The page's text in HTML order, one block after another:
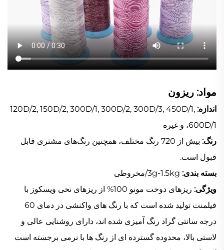
مواد: ریزون
اندازه: 120D/2, 150D/2, 300D/1, 300D/2, 300D/3, 450D/1,
600D/1، و غیره
رنگ:
بیش از 720 رنگ مختلف، همچنین رنگ‌های مشتری قابل
قبول است.
بسته بندی: 3g-1.5kg/مخروطی
ویژگی:
ریزهای دوخت مونو 100% از ریزهای نخی ویسکوز با
فیلمنت تولید شده است که با رنگ های واکنشی در دمای 60
درجه سانتی گراد رنگ آمیزی شده اند، دارای روشنایی عالی و
لاستی بالا، محدوده گسترده ای از رنگ ها با نرمی برجسته است